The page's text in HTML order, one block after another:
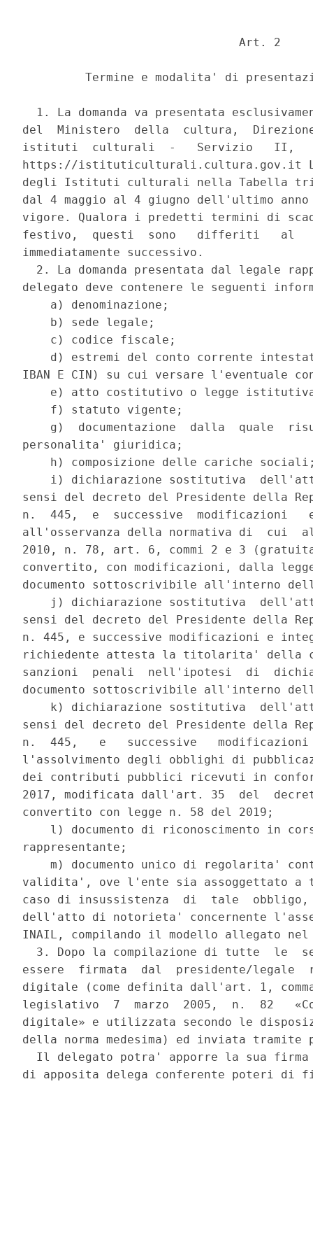
                               Art. 2
Termine e modalita' di
1. La domanda va presentata
del  Ministero  della  cultura,
istituti  culturali  -   Servizio   II,
https://istituticulturali.cultura.gov.it Le
degli Istituti culturali nella Tabella
dal 4 maggio al 4 giugno dell'ultimo
vigore. Qualora i predetti termini di
festivo,  questi  sono   differiti   al
immediatamente successivo.
2. La domanda presentata dal legale
delegato deve contenere le seguenti
    a) denominazione;
    b) sede legale;
    c) codice fiscale;
d) estremi del conto corrente
IBAN E CIN) su cui versare l'eventuale
e) atto costitutivo o legge
    f) statuto vigente;
g)  documentazione  dalla  quale
personalita' giuridica;
h) composizione delle cariche
i) dichiarazione sostitutiva
sensi del decreto del Presidente della
n.  445,  e  successive  modificazioni
all'osservanza della normativa di  cui
2010, n. 78, art. 6, commi 2 e 3
convertito, con modificazioni, dalla
documento sottoscrivibile all'interno
j) dichiarazione sostitutiva
sensi del decreto del Presidente della
n. 445, e successive modificazioni e
richiedente attesta la titolarita' della
sanzioni  penali  nell'ipotesi  di
documento sottoscrivibile all'interno
k) dichiarazione sostitutiva
sensi del decreto del Presidente della
n.  445,   e   successive
l'assolvimento degli obblighi di
dei contributi pubblici ricevuti in
2017, modificata dall'art. 35  del
convertito con legge n. 58 del 2019;
l) documento di riconoscimento in
rappresentante;
m) documento unico di regolarita'
validita', ove l'ente sia assoggettato a
caso di insussistenza  di  tale
dell'atto di notorieta' concernente
INAIL, compilando il modello allegato
3. Dopo la compilazione di tutte  le
essere  firmata  dal  presidente/legale
digitale (come definita dall'art. 1,
legislativo  7  marzo  2005,  n.  82
digitale» e utilizzata secondo le
della norma medesima) ed inviata
Il delegato potra' apporre la sua